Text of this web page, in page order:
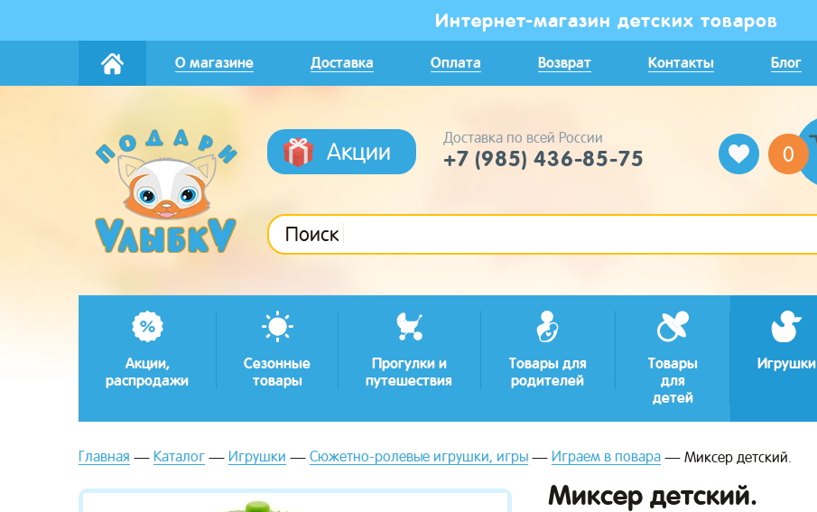
Интернет-магазин детских товаров
О магазине Доставка Оплата Возврат Контакты Блог
Акции
Доставка по всей России
+7 (985) 436-85-75 0
Поиск
Акции,
распродажи
Сезонные
товары
Прогулки и
путешествия
Товары для
родителей
Товары
для
детей
Игрушки
Главная Каталог Игрушки Сюжетно-ролевые игрушки, игры Играем в повара Миксер детский.
Миксер детский.